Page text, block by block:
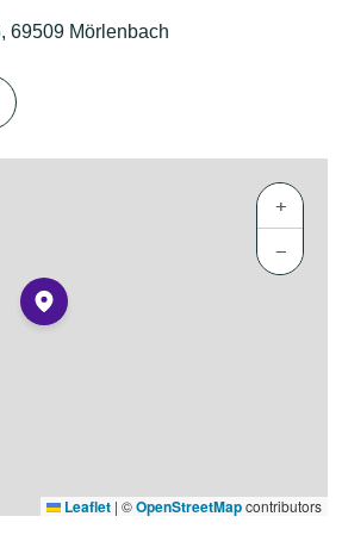
69509 Mörlenbach
+
−
Leaflet | ©OpenStreetMapcontributors